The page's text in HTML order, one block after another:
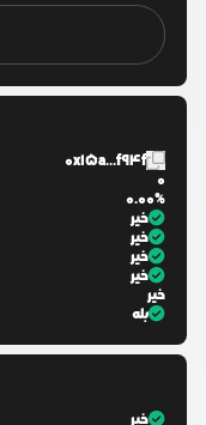
0x15a...f94f
0
0.00%
خیر
خیر
خیر
خیر
خیر
بله
خیر